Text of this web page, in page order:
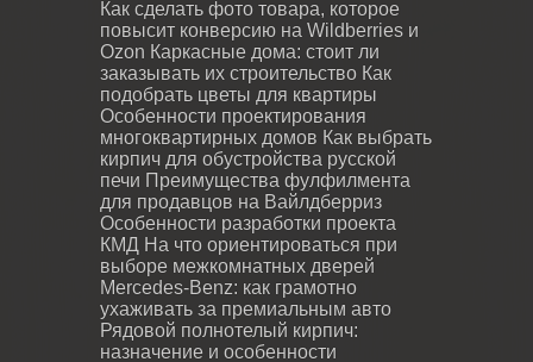
Как сделать фото товара, которое
повысит конверсию на Wildberries и
Ozon Каркасные дома: стоит ли
заказывать их строительство Как
подобрать цветы для квартиры
Особенности проектирования
многоквартирных домов Как выбрать
кирпич для обустройства русской
печи Преимущества фулфилмента
для продавцов на Вайлдберриз
Особенности разработки проекта
КМД На что ориентироваться при
выборе межкомнатных дверей
Mercedes-Benz: как грамотно
ухаживать за премиальным авто
Рядовой полнотелый кирпич:
назначение и особенности